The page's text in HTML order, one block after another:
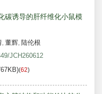
碳诱导的肝纤维化小鼠模
, 董辉, 陆伦根
JCH260612
(62)